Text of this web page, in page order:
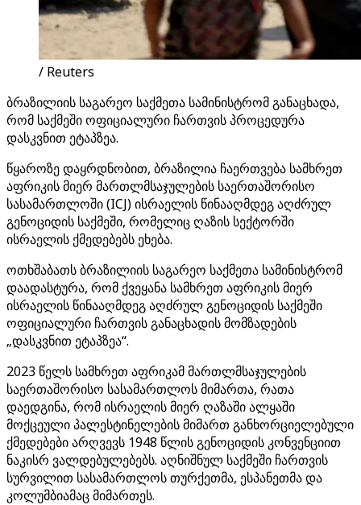
/ Reuters
ბრაზილიის საგარეო საქმეთა სამინისტრომ განაცხადა,
რომ საქმეში ოფიციალური ჩართვის პროცედურა
დასკვნით ეტაპზეა.
წყაროზე დაყრდნობით, ბრაზილია ჩაერთვება სამხრეთ
აფრიკის მიერ მართლმსაჯულების საერთაშორისო
სასამართლოში (ICJ) ისრაელის წინააღმდეგ აღძრულ
გენოციდის საქმეში, რომელიც ღაზის სექტორში
ისრაელის ქმედებებს ეხება.
ოთხშაბათს ბრაზილიის საგარეო საქმეთა სამინისტრომ
დაადასტურა, რომ ქვეყანა სამხრეთ აფრიკის მიერ
ისრაელის წინააღმდეგ აღძრულ გენოციდის საქმეში
ოფიციალური ჩართვის განაცხადის მომზადების
„დასკვნით ეტაპზეა“.
2023 წელს სამხრეთ აფრიკამ მართლმსაჯულების
საერთაშორისო სასამართლოს მიმართა, რათა
დაედგინა, რომ ისრაელის მიერ ღაზაში ალყაში
მოქცეული პალესტინელების მიმართ განხორციელებული
ქმედებები არღვევს 1948 წლის გენოციდის კონვენციით
ნაკისრ ვალდებულებებს. აღნიშნულ საქმეში ჩართვის
სურვილით სასამართლოს თურქეთმა, ესპანეთმა და
კოლუმბიამაც მიმართეს.